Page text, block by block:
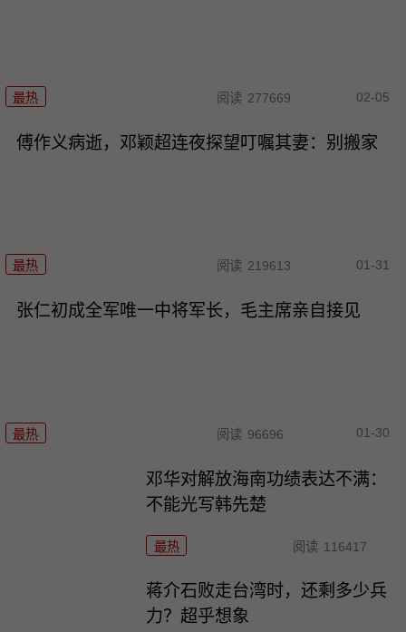
最热 阅读 277669 02-05
傅作义病逝，邓颖超连夜探望叮嘱其妻：别搬家
最热 阅读 219613 01-31
张仁初成全军唯一中将军长，毛主席亲自接见
最热 阅读 96696 01-30
邓华对解放海南功绩表达不满：
不能光写韩先楚
最热 阅读 116417
蒋介石败走台湾时，还剩多少兵
力？超乎想象